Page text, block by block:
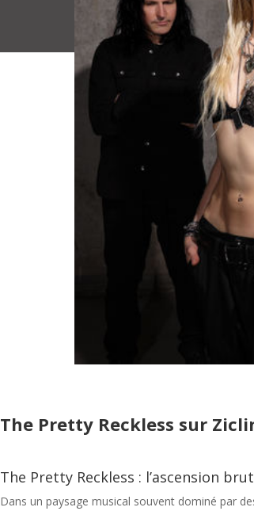
The Pretty Reckless sur
The Pretty Reckless : l’ascension
Dans un paysage musical souvent dominé par